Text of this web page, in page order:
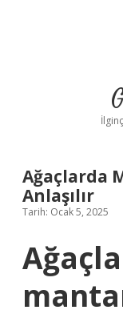
Ağaçlarda
Anlaşılır
Tarih: Ocak 5, 2025